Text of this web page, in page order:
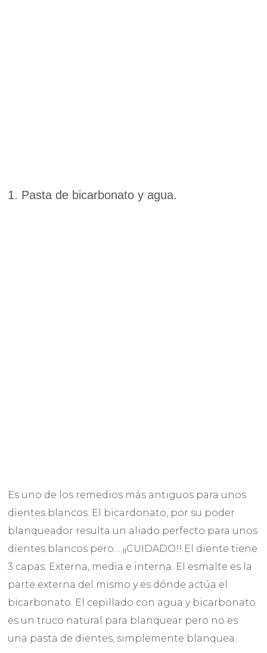
1. Pasta de bicarbonato y agua.
Es uno de los remedios más antiguos para unos
dientes blancos. El bicardonato, por su poder
blanqueador resulta un aliado perfecto para unos
dientes blancos pero… ¡¡CUIDADO!! El diente tiene
3 capas: Externa, media e interna. El esmalte es la
parte externa del mismo y es dónde actúa el
bicarbonato. El cepillado con agua y bicarbonato
es un truco natural para blanquear pero no es
una pasta de dientes, simplemente blanquea.